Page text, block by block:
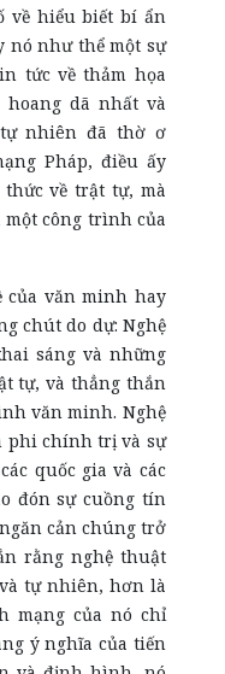
về hiểu biết bí ẩn
nó như thể một sự
tức về thảm họa
hoang dã nhất và
nhiên đã thờ ơ
Pháp, điều ấy
về trật tự, mà
công trình của
của văn minh hay
chút do dự: Nghệ
sáng và những
tự, và thẳng thắn
văn minh. Nghệ
phi chính trị và sự
quốc gia và các
đón sự cuồng tín
cản chúng trở
rằng nghệ thuật
tự nhiên, hơn là
mạng của nó chỉ
ý nghĩa của tiến